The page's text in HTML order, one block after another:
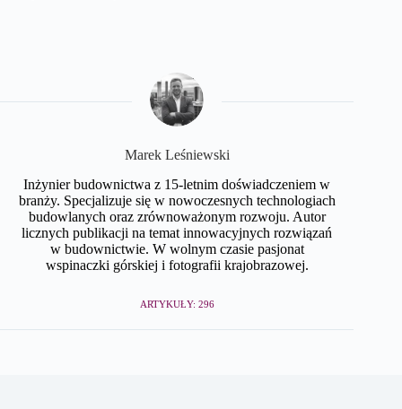
Marek Leśniewski
Inżynier budownictwa z 15-letnim doświadczeniem w
branży. Specjalizuje się w nowoczesnych technologiach
budowlanych oraz zrównoważonym rozwoju. Autor
licznych publikacji na temat innowacyjnych rozwiązań
w budownictwie. W wolnym czasie pasjonat
wspinaczki górskiej i fotografii krajobrazowej.
ARTYKUŁY: 296